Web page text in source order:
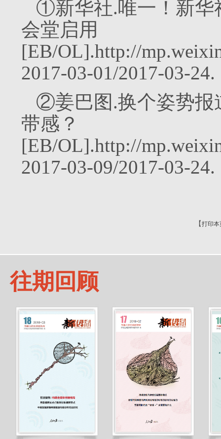
①新华社.唯一！新华
会堂启用
[EB/OL].http://
2017-03-01/2017-03-24.
②姜巴图.换个姿势报
带感？
[EB/OL].http://
2017-03-09/2017-03-24.
【 打印本
往期回顾